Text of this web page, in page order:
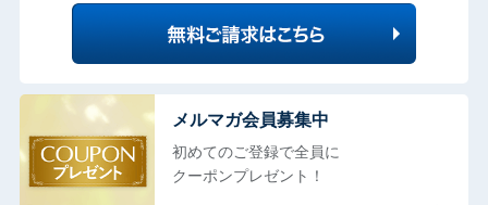
メルマガ会員募集中
初めてのご登録で全員に
クーポンプレゼント！